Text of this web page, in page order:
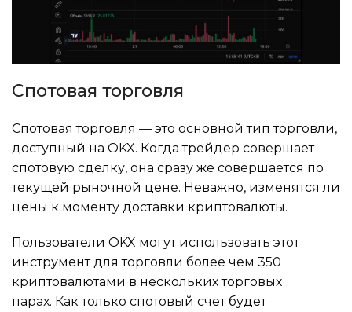
Спотовая торговля
Спотовая торговля — это основной тип торговли,
доступный на OKX. Когда трейдер совершает
спотовую сделку, она сразу же совершается по
текущей рыночной цене. Неважно, изменятся ли
цены к моменту доставки криптовалюты.
Пользователи OKX могут использовать этот
инструмент для торговли более чем 350
криптовалютами в нескольких торговых
парах. Как только спотовый счет будет